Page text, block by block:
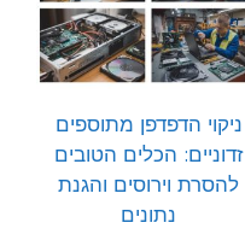
ניקוי הדפדפן מתוספים
זדוניים: הכלים הטובים
להסרת וירוסים והגנת
נתונים